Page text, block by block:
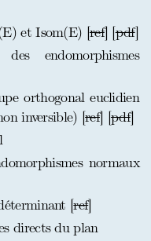
et Isom(E) [ref] [pdf]
endomorphismes
orthogonal euclidien
inversible) [ref] [pdf]
normaux
[ref]
directs du plan